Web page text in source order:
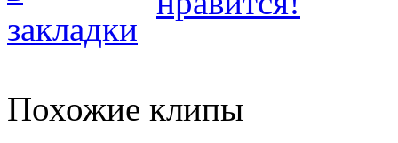
Похожие клипы